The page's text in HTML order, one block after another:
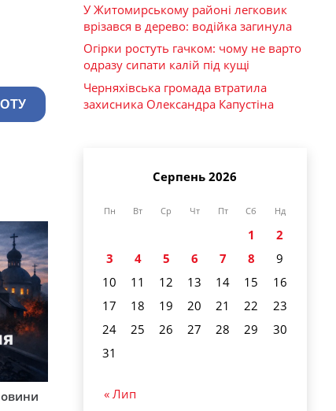
У Житомирському районі легковик
врізався в дерево: водійка загинула
Огірки ростуть гачком: чому не варто
одразу сипати калій під кущі
Черняхівська громада втратила
захисника Олександра Капустіна
Серпень 2026
Пн Вт Ср Чт Пт Сб Нд
1
2
3
4 5 6 7 8
9
10
11 12 13 14 15
16
17
18 19 20 21 22
23
24
25 26 27 28 29
30
31
« Лип